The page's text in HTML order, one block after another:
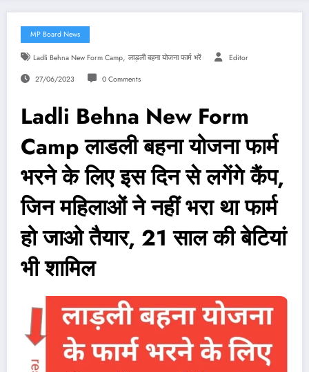
MP Board News
Ladli Behna New Form Camp, लाड़ली बहना योजना फार्म भरें Editor
27/06/2023 0 Comments
Ladli Behna New Form
Camp लाडली बहना योजना फार्म
भरने के लिए इस दिन से लगेंगे कैंप,
जिन महिलाओं ने नहीं भरा था फार्म
हो जाओ तैयार, 21 साल की बेटियां
भी शामिल